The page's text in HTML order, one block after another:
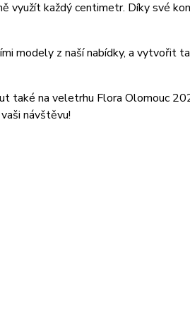
využít každý centimetr. Díky své
modely z naší nabídky, a vytvořit
také na veletrhu Flora Olomouc
návštěvu!